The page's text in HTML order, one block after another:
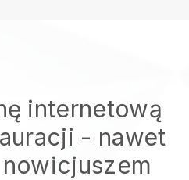
internetową
- nawet